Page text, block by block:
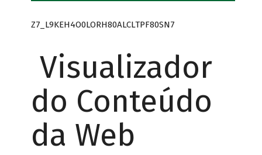
Z7_L9KEH4O0LORH80ALCLTPF80SN7
Visualizador
do Conteúdo
da Web